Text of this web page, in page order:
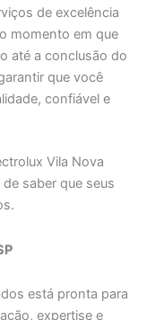
de excelência
momento em que
até a conclusão do
que você
confiável e
Vila Nova
saber que seus
está pronta para
expertise e